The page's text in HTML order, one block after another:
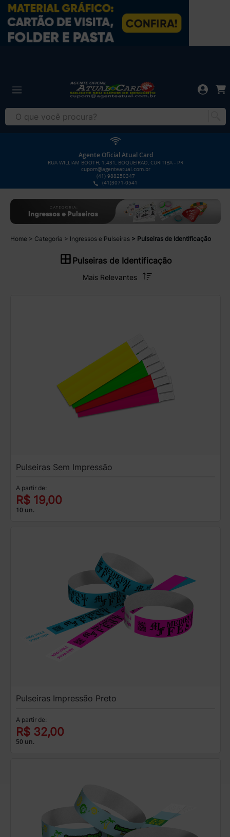
Agente Oficial Atual Card
RUA WILLIAM BOOTH, 1.431, BOQUEIRAO, CURITIBA - PR
cupom@agenteatual.com.br
(41) 988250347
(41)3071-0541
Home Categoria Ingressos e Pulseiras Pulseiras de Identificação
Pulseiras de Identificação
Pulseiras Sem Impressão
A partir de:
R$ 19,00
10 un.
Pulseiras Impressão Preto
A partir de:
R$ 32,00
50 un.